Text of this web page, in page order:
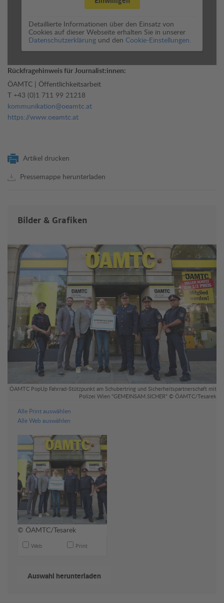
Detaillierte Informationen über den Einsatz von
Cookies auf dieser Webseite erhalten Sie in unserer
Datenschutzerklärung und den Cookie-Einstellungen.
Rückfragehinweis für Journalist:innen:
ÖAMTC | Öffentlichkeitsarbeit
T +43 (0)1 711 99 21218
kommunikation@oeamtc.at
https://www.oeamtc.at
Artikel drucken
Pressemappe herunterladen
Bilder & Grafiken
ÖAMTC PopUp Fahrrad-Stützpunkt am Schubertring und Sicherheitspartnerschaft mit
Polizei Wien "GEMEINSAM.SICHER" © ÖAMTC/Tesarek
Alle Print auswählen
Alle Web auswählen
© ÖAMTC/Tesarek
Web Print